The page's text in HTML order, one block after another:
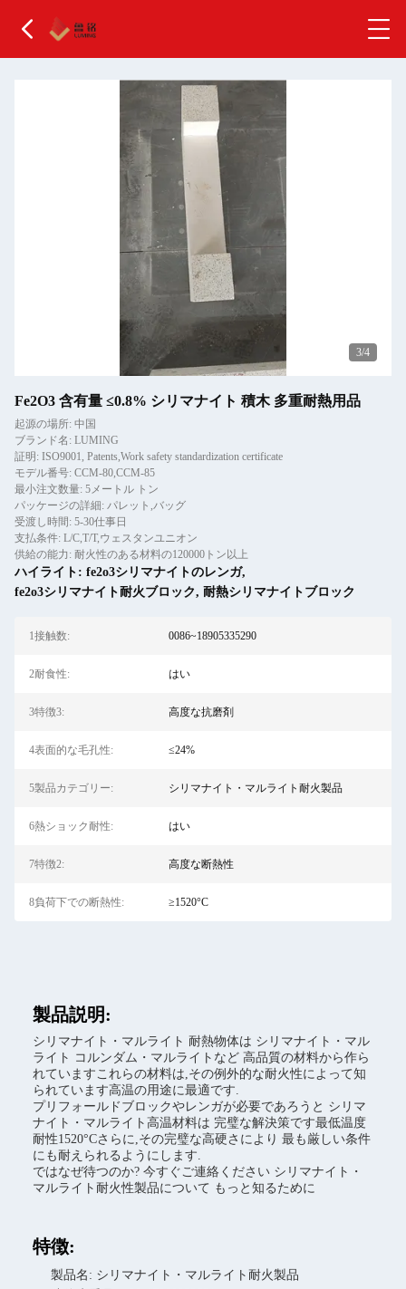
4/4
Fe2O3 含有量 ≤0.8% シリマナイト 積木 多重耐熱用品
起源の場所: 中国
ブランド名: LUMING
証明: ISO9001, Patents,Work safety standardization certificate
モデル番号: CCM-80,CCM-85
最小注文数量: 5メートル トン
パッケージの詳細: パレット,バッグ
受渡し時間: 5-30仕事日
支払条件: L/C,T/T,ウェスタンユニオン
供給の能力: 耐火性のある材料の120000トン以上
ハイライト: fe2o3シリマナイトのレンガ,
fe2o3シリマナイト耐火ブロック, 耐熱シリマナイトブロック
1接触数: 0086~18905335290
2耐食性: はい
3特徴3: 高度な抗磨剤
4表面的な毛孔性: ≤24%
5製品カテゴリー: シリマナイト・マルライト耐火製品
6熱ショック耐性: はい
7特徴2: 高度な断熱性
8負荷下での断熱性: ≥1520°C
製品説明:
シリマナイト・マルライト 耐熱物体は シリマナイト・マル
ライト コルンダム・マルライトなど 高品質の材料から作ら
れていますこれらの材料は,その例外的な耐火性によって知
られています高温の用途に最適です.
プリフォールドブロックやレンガが必要であろうと シリマ
ナイト・マルライト高温材料は 完璧な解決策です最低温度
耐性1520°Cさらに,その完璧な高硬さにより 最も厳しい条件
にも耐えられるようにします.
ではなぜ待つのか? 今すぐご連絡ください シリマナイト・
マルライト耐火性製品について もっと知るために
特徴:
製品名: シリマナイト・マルライト耐火製品